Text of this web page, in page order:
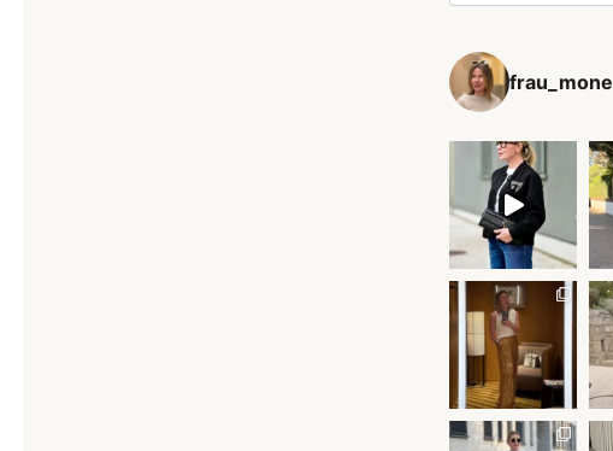
frau_mone